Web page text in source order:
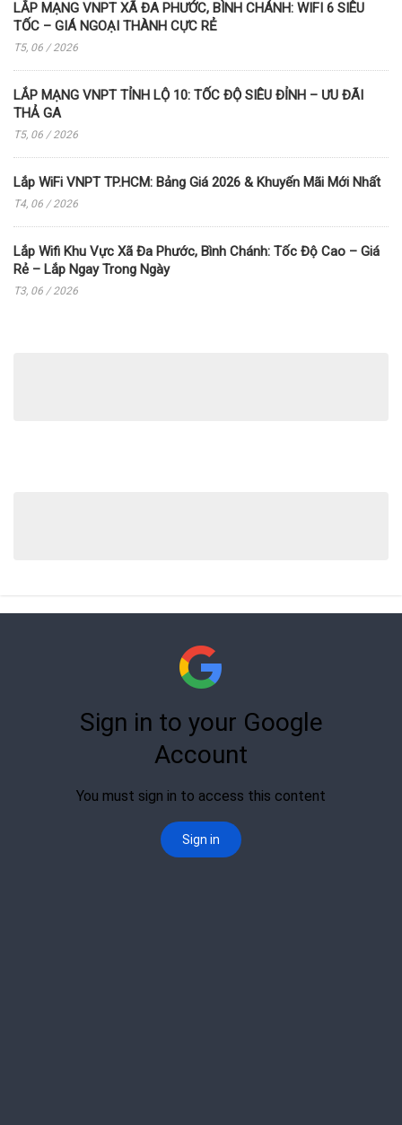
LẮP MẠNG VNPT XÃ ĐA PHƯỚC, BÌNH CHÁNH: WIFI 6 SIÊU
TỐC – GIÁ NGOẠI THÀNH CỰC RẺ
T5, 06 / 2026
LẮP MẠNG VNPT TỈNH LỘ 10: TỐC ĐỘ SIÊU ĐỈNH – ƯU ĐÃI
THẢ GA
T5, 06 / 2026
Lắp WiFi VNPT TP.HCM: Bảng Giá 2026 & Khuyến Mãi Mới Nhất
T4, 06 / 2026
Lắp Wifi Khu Vực Xã Đa Phước, Bình Chánh: Tốc Độ Cao – Giá
Rẻ – Lắp Ngay Trong Ngày
T3, 06 / 2026